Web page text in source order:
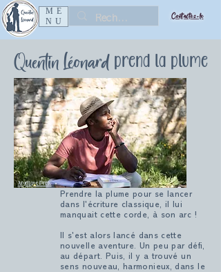
ME
NU
Contactez-le
Quentin Léonardprend la plume
Prendre la plume pour se lancer
dans l'écriture classique, il lui
manquait cette corde, à son arc !
Il s'est alors lancé dans cette
nouvelle aventure. Un peu par défi,
au départ. Puis, il y a trouvé un
sens nouveau, harmonieux, dans le
Angélique Préau